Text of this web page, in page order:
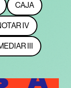
CAJA
IV
III